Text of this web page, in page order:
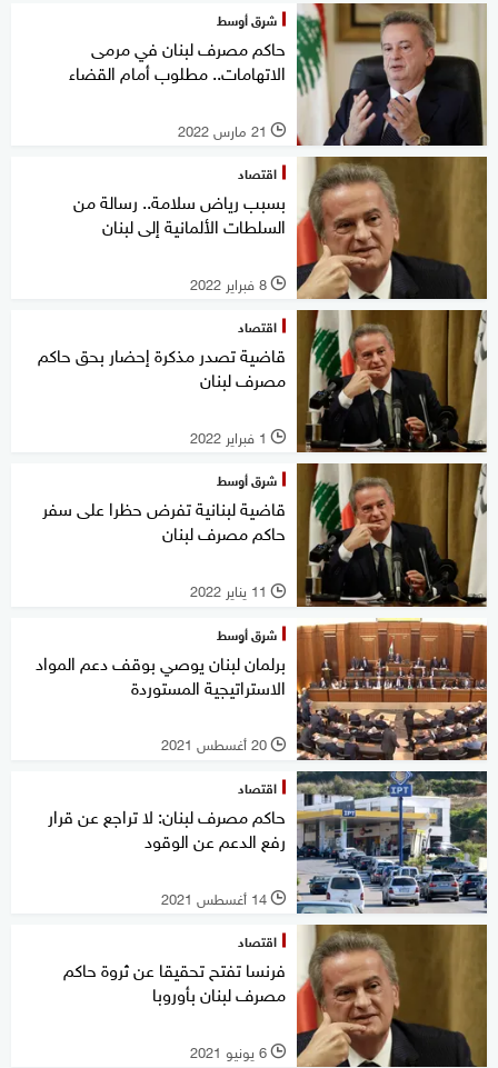
شرق أوسط
حاكم مصرف لبنان في مرمى
الاتهامات.. مطلوب أمام القضاء
l 21 مارس 2022
اقتصاد
بسبب رياض سلامة.. رسالة من
السلطات الألمانية إلى لبنان
l 8 فبراير 2022
اقتصاد
قاضية تصدر مذكرة إحضار بحق حاكم
مصرف لبنان
l 1 فبراير 2022
شرق أوسط
قاضية لبنانية تفرض حظرا على سفر
حاكم مصرف لبنان
l 11 يناير 2022
شرق أوسط
برلمان لبنان يوصي بوقف دعم المواد
الاستراتيجية المستوردة
l 20 أغسطس 2021
اقتصاد
حاكم مصرف لبنان: لا تراجع عن قرار
رفع الدعم عن الوقود
l 14 أغسطس 2021
اقتصاد
فرنسا تفتح تحقيقا عن ثروة حاكم
مصرف لبنان بأوروبا
l 6 يونيو 2021